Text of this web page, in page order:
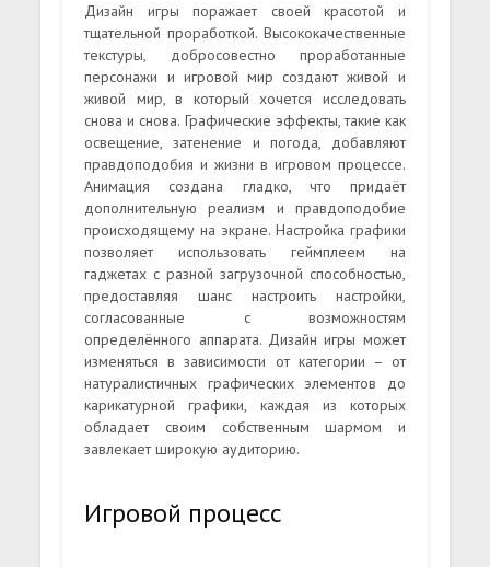
Дизайн игры поражает своей красотой и
тщательной проработкой. Высококачественные
текстуры, добросовестно проработанные
персонажи и игровой мир создают живой и
живой мир, в который хочется исследовать
снова и снова. Графические эффекты, такие как
освещение, затенение и погода, добавляют
правдоподобия и жизни в игровом процессе.
Анимация создана гладко, что придаёт
дополнительную реализм и правдоподобие
происходящему на экране. Настройка графики
позволяет использовать геймплеем на
гаджетах с разной загрузочной способностью,
предоставляя шанс настроить настройки,
согласованные с возможностям
определённого аппарата. Дизайн игры может
изменяться в зависимости от категории – от
натуралистичных графических элементов до
карикатурной графики, каждая из которых
обладает своим собственным шармом и
завлекает широкую аудиторию.
Игровой процесс